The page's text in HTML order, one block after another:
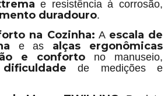
e resistência à corrosão,
duradouro.
na Cozinha: A escala de
e as alças ergonômicas
e conforto no manuseio,
de medições e